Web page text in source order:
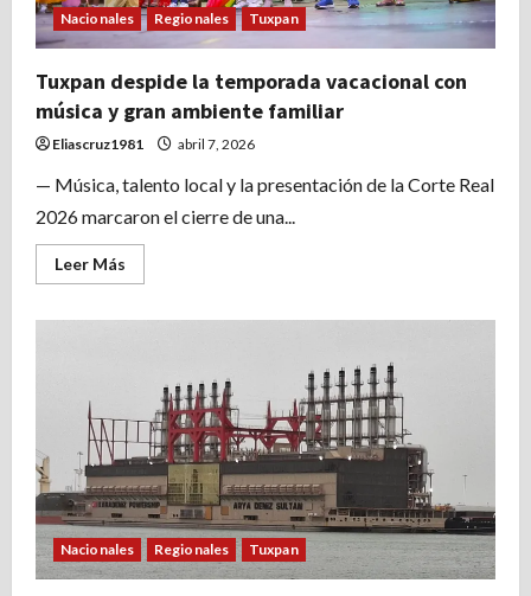
Nacionales Regionales Tuxpan
Tuxpan despide la temporada vacacional con
música y gran ambiente familiar
Eliascruz1981 abril 7, 2026
— Música, talento local y la presentación de la Corte Real
2026 marcaron el cierre de una...
Leer Más
más
temporada
vacacional
música
y
gran
ambiente
familiar
Nacionales Regionales Tuxpan